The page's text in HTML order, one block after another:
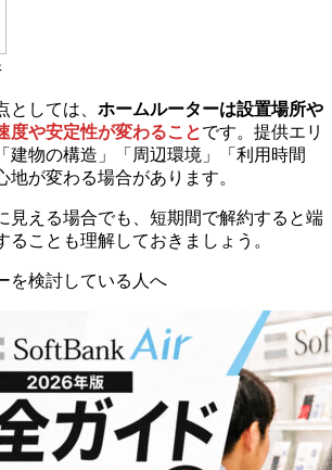
としては、 ホームルーターは設置場所や
度や安定性が変わることです。提供エリ
建物の構造」「周辺環境」「利用時間
地が変わる場合があります。
見える場合でも、短期間で解約すると端
ることも理解しておきましょう。
を検討している人へ